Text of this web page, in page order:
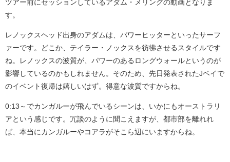
ツアー前にセッションしているアダム・メリングの動画となりま
す。
レノックスヘッド出身のアダムは、パワーヒッターといったサーフ
ァーです。どこか、テイラー・ノックスを彷彿させるスタイルです
ね。レノックスの波質が、パワーのあるロングウォールというのが
影響しているのかもしれません。そのため、先日発表されたJベイで
のイベント復帰は嬉しいはず。得意な波質ですからね。
0:13～でカンガルーが飛んでいるシーンは、いかにもオーストラリ
アという感じです。冗談のように聞こえますが、都市部を離れれ
ば、本当にカンガルーやコアラがそこら辺にいますからね。